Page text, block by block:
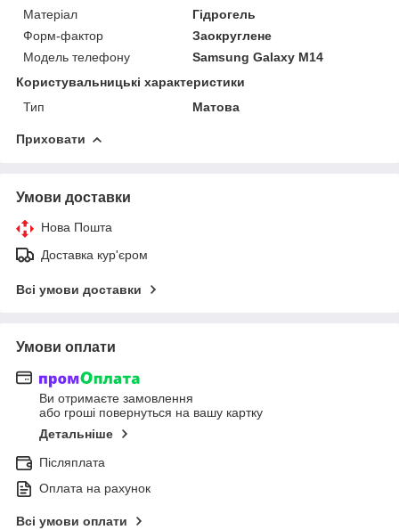
Матеріал
Гідрогель
Форм-фактор
Заокруглене
Модель телефону
Samsung Galaxy M14
Користувальницькі характеристики
Тип
Матова
Приховати
Умови доставки
Нова Пошта
Доставка кур'єром
Всі умови доставки
Умови оплати
Ви отримаєте замовлення
або гроші повернуться на вашу картку
Детальніше
Післяплата
Оплата на рахунок
Всі умови оплати